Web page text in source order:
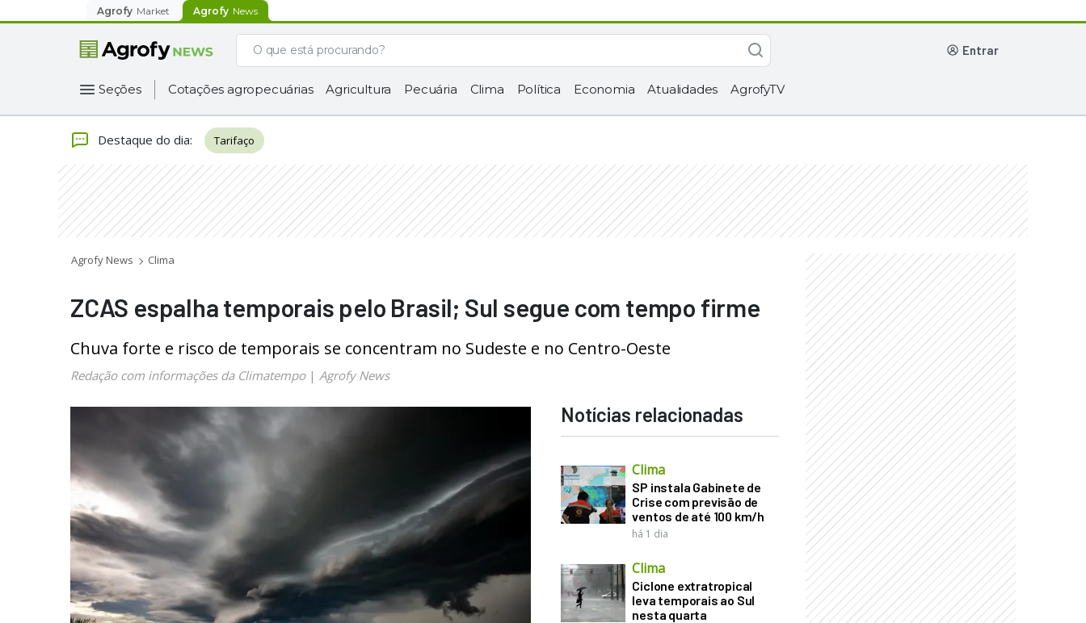
Agrofy Market Agrofy News
entrar
Seções Cotações agropecuárias Agricultura Pecuária Clima Política Economia Atualidades AgrofyTV
Destaque do dia: Tarifaço
Agrofy News Clima
ZCAS espalha temporais pelo Brasil; Sul segue com tempo firme
Chuva forte e risco de temporais se concentram no Sudeste e no Centro-Oeste
Redação com informações da Climatempo| Agrofy News
Notícias relacionadas
Clima
SP instala Gabinete de
Crise com previsão de
ventos de até 100 km/h
há 1 dia
Clima
Ciclone extratropical
leva temporais ao Sul
nesta quarta